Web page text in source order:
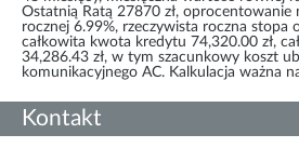
Ostatnią Ratą 27870 zł, oprocentowanie
rocznej 6.99%, rzeczywista roczna stopa
całkowita kwota kredytu 74,320.00 zł,
34,286.43 zł, w tym szacunkowy koszt
komunikacyjnego AC. Kalkulacja ważna
Kontakt